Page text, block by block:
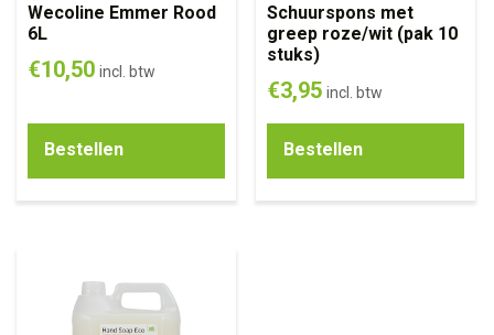
Wecoline Emmer Rood
6L
€10,50 incl. btw
Bestellen
Schuurspons met
greep roze/wit (pak 10
stuks)
€3,95 incl. btw
Bestellen